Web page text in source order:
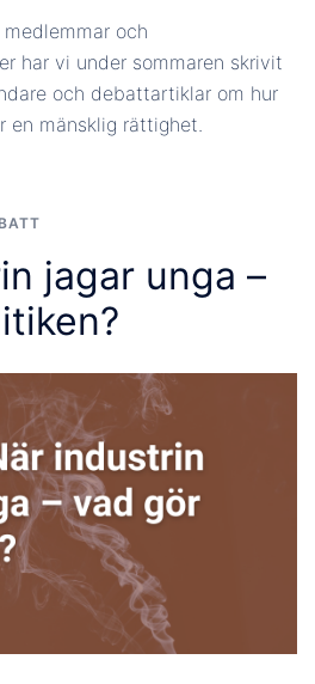
och
har vi under sommaren skrivit
och debattartiklar om hur
en mänsklig rättighet.
jagar unga –